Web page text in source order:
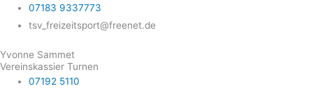
07183 9337773
tsv_freizeitsport@freenet.de
Yvonne Sammet
Vereinskassier Turnen
07192 5110